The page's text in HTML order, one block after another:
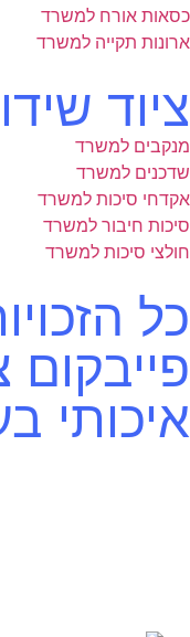
כסאות אורח למשרד
ארונות תקייה למשרד
ציוד
מנקבים למשרד
שדכנים למשרד
אקדחי סיכות למשרד
סיכות חיבור למשרד
חולצי סיכות למשרד
כל
פייבקום
איכותי